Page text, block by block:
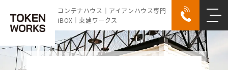
コンテナハウス｜アイアンハウス専門
iBOX｜東建ワークス